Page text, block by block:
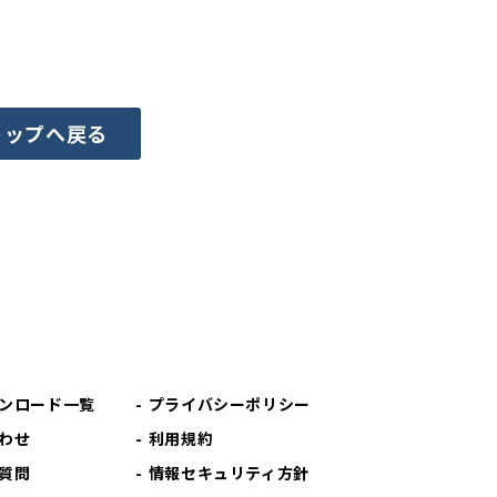
プへ戻る
ロード一覧
せ
問
プライバシーポリシー
利用規約
情報セキュリティ方針